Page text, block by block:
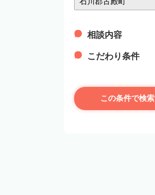
相談内容
こだわり条件
この条件で検索